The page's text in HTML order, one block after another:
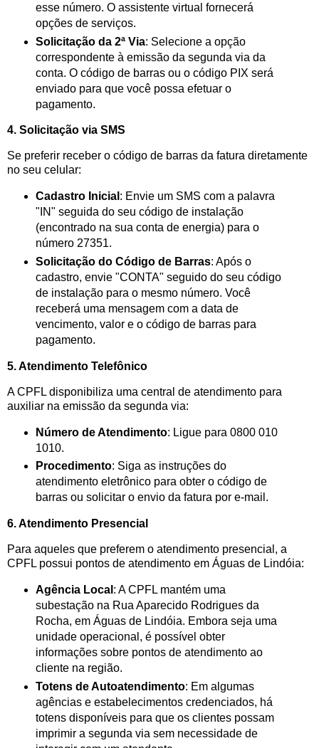
esse número. O assistente virtual fornecerá
opções de serviços.
Solicitação da 2ª Via: Selecione a opção
correspondente à emissão da segunda via da
conta. O código de barras ou o código PIX será
enviado para que você possa efetuar o
pagamento.
4. Solicitação via SMS
Se preferir receber o código de barras da fatura diretamente
no seu celular:
Cadastro Inicial : Envie um SMS com a palavra
"IN" seguida do seu código de instalação
(encontrado na sua conta de energia) para o
número 27351.
Solicitação do Código de Barras: Após o
cadastro, envie "CONTA" seguido do seu código
de instalação para o mesmo número. Você
receberá uma mensagem com a data de
vencimento, valor e o código de barras para
pagamento.
5. Atendimento Telefônico
A CPFL disponibiliza uma central de atendimento para
auxiliar na emissão da segunda via:
Número de Atendimento: Ligue para 0800 010
1010.
Procedimento: Siga as instruções do
atendimento eletrônico para obter o código de
barras ou solicitar o envio da fatura por e-mail.
6. Atendimento Presencial
Para aqueles que preferem o atendimento presencial, a
CPFL possui pontos de atendimento em Águas de Lindóia:
Agência Local : A CPFL mantém uma
subestação na Rua Aparecido Rodrigues da
Rocha, em Águas de Lindóia. Embora seja uma
unidade operacional, é possível obter
informações sobre pontos de atendimento ao
cliente na região.
Totens de Autoatendimento: Em algumas
agências e estabelecimentos credenciados, há
totens disponíveis para que os clientes possam
imprimir a segunda via sem necessidade de